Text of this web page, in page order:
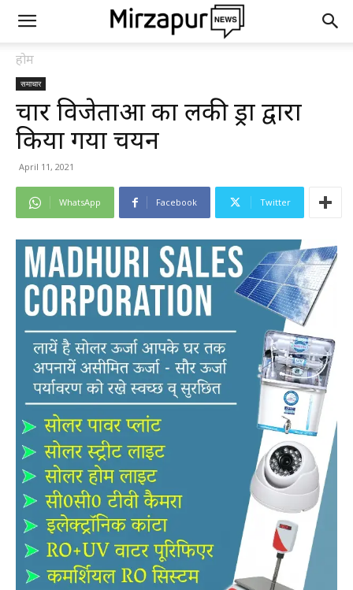
होम
समाचार
चार विजेताओं का लकी ड्रा द्वारा
किया गया चयन
April 11, 2021
WhatsApp Facebook Twitter